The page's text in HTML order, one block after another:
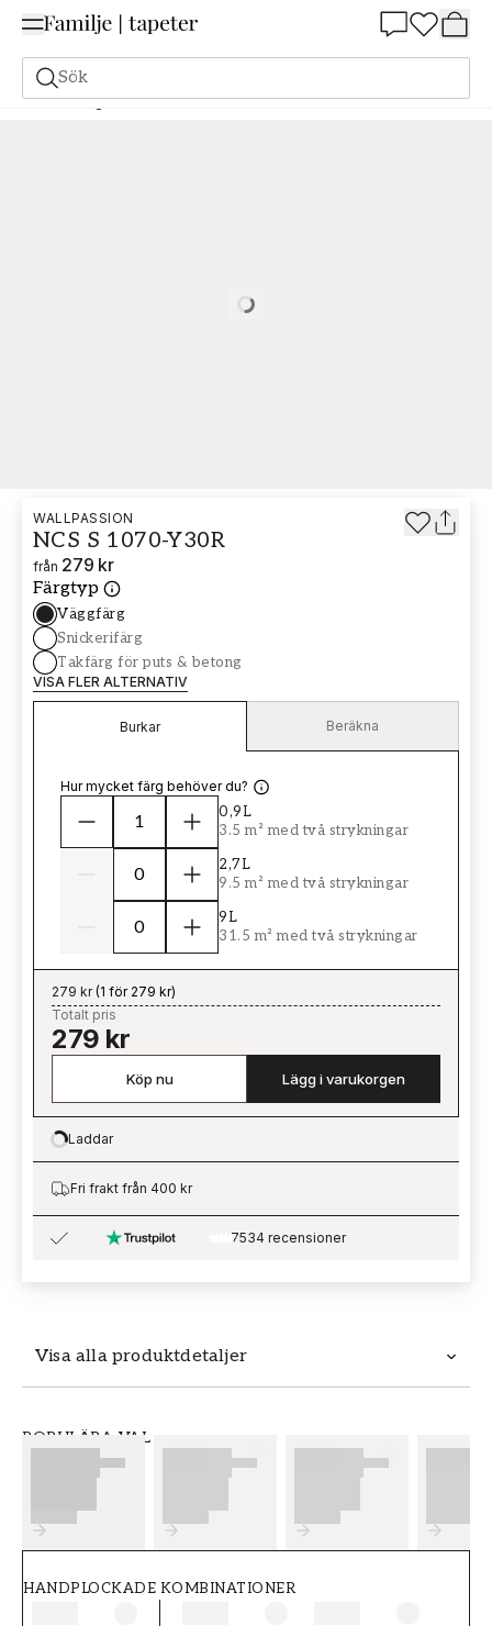
Sök
Målarfärg Beställ utifrån NCS Beställ utifrån NCS 1070-Y30R
Loading…
Visa alla produktdetaljer
FT38-000-W0000 Wallpassion
POPULÄRA VAL
HANDPLOCKADE KOMBINATIONER
WALLPASSION
NCS S 1070-Y30R
från 279 kr
Färgtyp
Väggfärg
Snickerifärg
Takfärg för puts & betong
VISA FLER ALTERNATIV
Burkar Beräkna
Hur mycket färg behöver du?
0,9L
3.5 m² med två strykningar
2,7L
9.5 m² med två strykningar
9L
31.5 m² med två strykningar
279 kr(1 för 279 kr)
Totalt pris
279 kr
Köp nu Lägg i varukorgen
Loading…
Laddar
Fri frakt från 400 kr
7534 recensioner